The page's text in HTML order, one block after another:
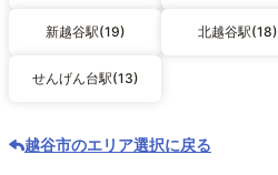
新越谷駅(19) 北越谷駅(18)
せんげん台駅(13)
越谷市のエリア選択に戻る